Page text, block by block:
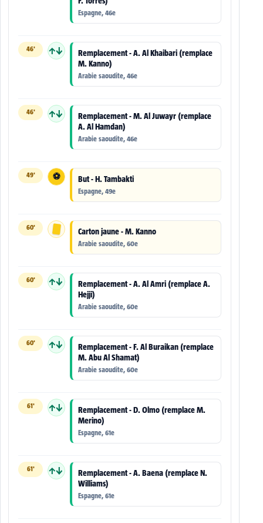
Espagne, 46e
46' ↑↓
Remplacement - A. Al Khaibari (remplace
M. Kanno)
Arabie saoudite, 46e
46' ↑↓
Remplacement - M. Al Juwayr (remplace
A. Al Hamdan)
Arabie saoudite, 46e
49' ⚽ But - H. Tambakti
Espagne, 49e
60' Carton jaune - M. Kanno
Arabie saoudite, 60e
60' ↑↓
Remplacement - A. Al Amri (remplace A.
Hejji)
Arabie saoudite, 60e
60' ↑↓
Remplacement - F. Al Buraikan (remplace
M. Abu Al Shamat)
Arabie saoudite, 60e
61' ↑↓
Remplacement - D. Olmo (remplace M.
Merino)
Espagne, 61e
61' ↑↓
Remplacement - A. Baena (remplace N.
Williams)
Espagne, 61e